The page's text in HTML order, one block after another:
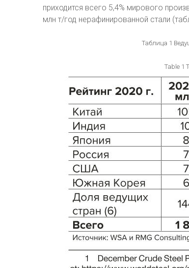
приходится всего 5,4% мирового
млн т/год нерафинированной стали
Таблица 1
Table 1